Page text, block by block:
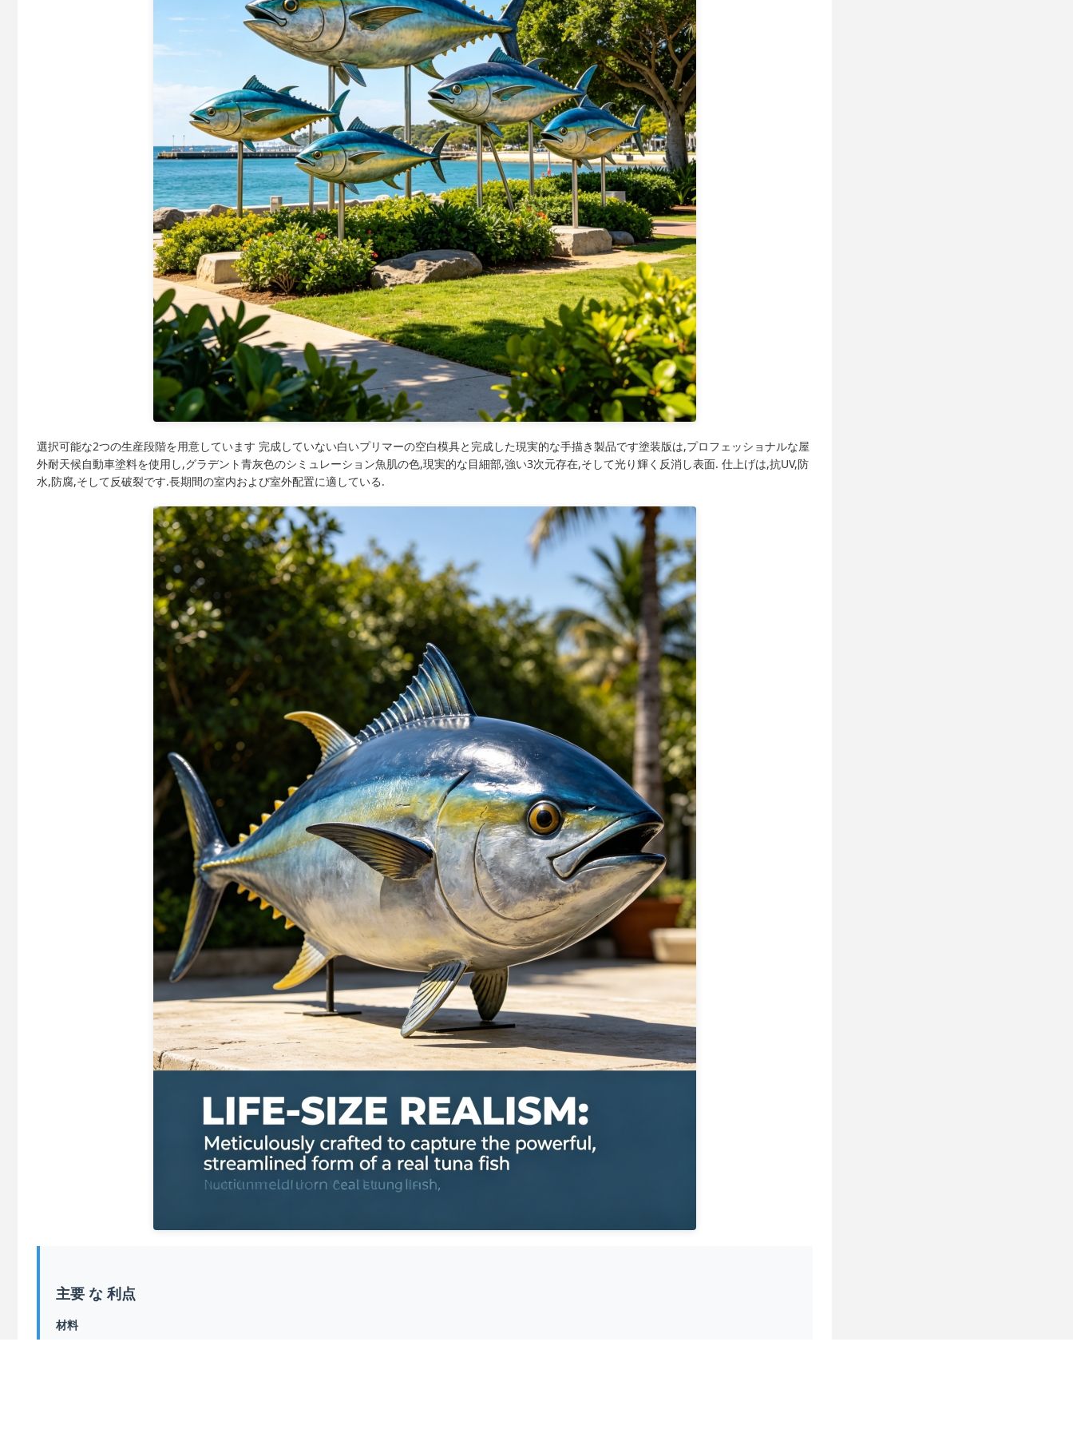
選択可能な2つの生産段階を用意しています 完成していない白いプリマーの空白模具と完成した現実的な手描き製品です塗装版は,プロフェッショナルな屋
外耐天候自動車塗料を使用し,グラデント青灰色のシミュレーション魚肌の色,現実的な目細部,強い3次元存在,そして光り輝く反消し表面. 仕上げは,抗UV,防
水,防腐,そして反破裂です.長期間の室内および室外配置に適している.
主要 な 利点
材料